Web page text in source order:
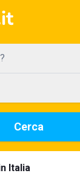
Cerca
Italia